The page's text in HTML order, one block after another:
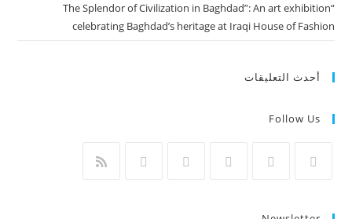
“The Splendor of Civilization in Baghdad”: An art exhibition
celebrating Baghdad’s heritage at Iraqi House of Fashion
أحدث التعليقات
Follow Us